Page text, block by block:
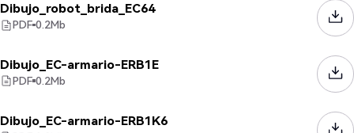
Dibujo_robot_brida_EC64
PDF 0.2Mb
Dibujo_EC-armario-ERB1E
PDF 0.2Mb
Dibujo_EC-armario-ERB1K6